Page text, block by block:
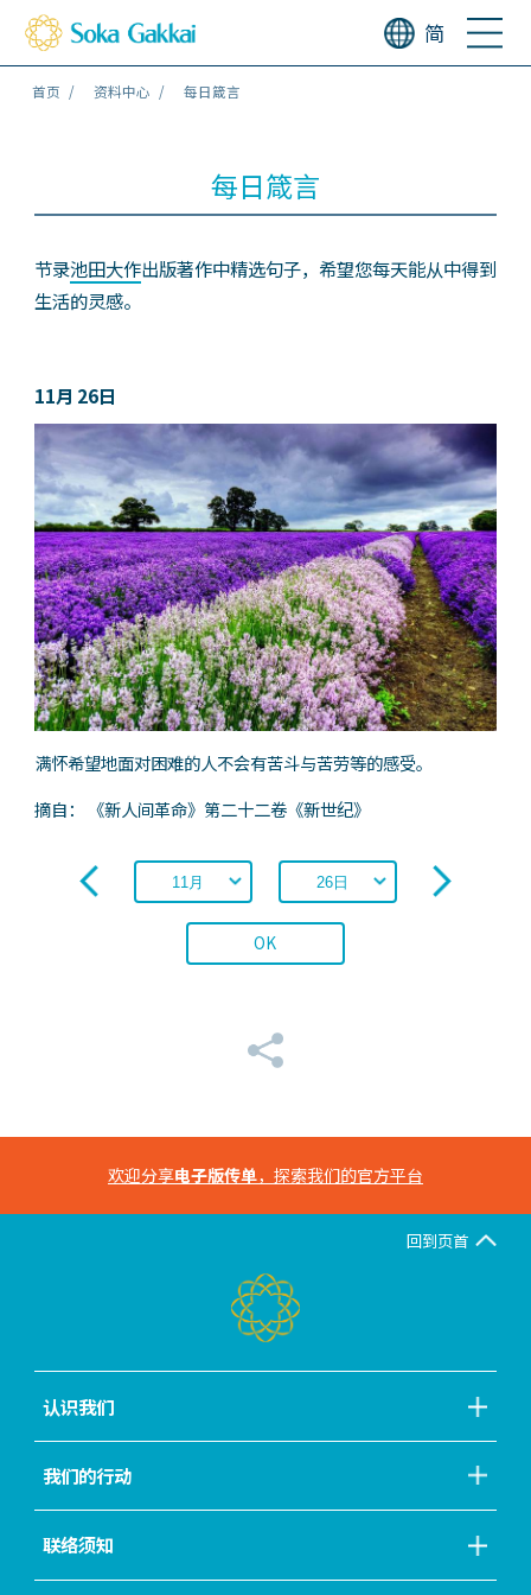
简
首页 资料中心 每日箴言
每日箴言
节录池田大作出版著作中精选句子，希望您每天能从中得到
生活的灵感。
11月 26日
满怀希望地面对困难的人不会有苦斗与苦劳等的感受。
摘自： 《新人间革命》第二十二卷《新世纪》
OK
欢迎分享电子版传单，探索我们的官方平台
回到页首
认识我们
我们的行动
联络须知